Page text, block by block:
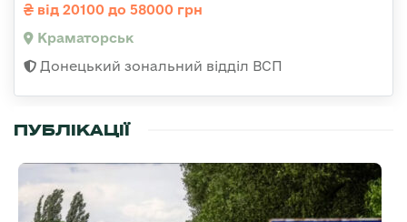
від 20100 до 58000 грн
Краматорськ
Донецький зональний відділ ВСП
ПУБЛІКАЦІЇ